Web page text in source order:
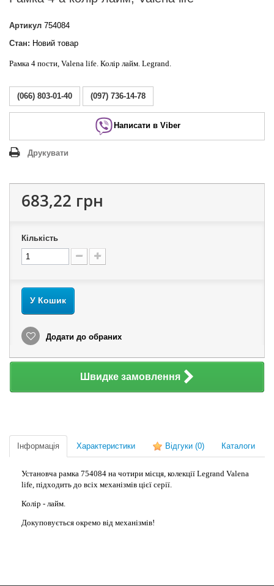
Артикул 754084
Стан: Новий товар
Рамка 4 пости, Valena life. Колір лайм. Legrand.
(066) 803-01-40 (097) 736-14-78
Написати в Viber
Друкувати
683,22 грн
Кількість
У Кошик
Додати до обраних
Швидке замовлення
Інформація Характеристики Відгуки (0) Каталоги
Установча рамка 754084 на чотири місця, колекції Legrand Valena
life, підходить до всіх механізмів цієї серії.
Колір - лайм.
Докуповується окремо від механізмів!